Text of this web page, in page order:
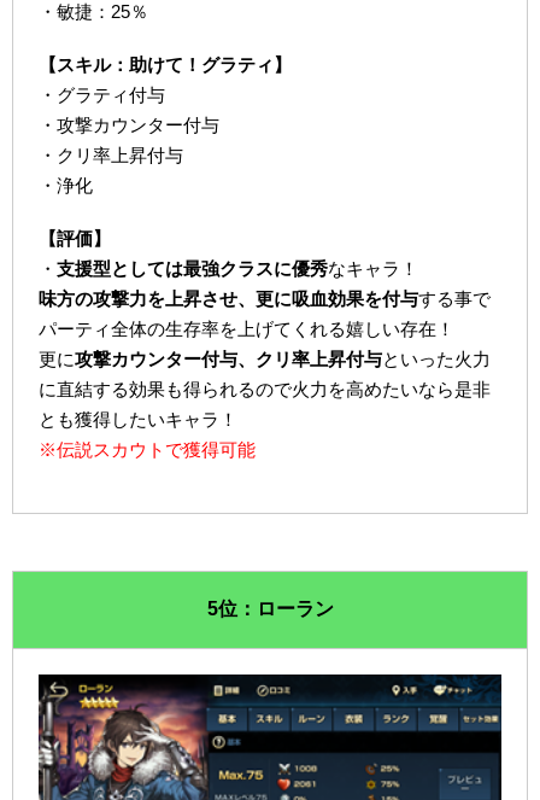
・敏捷：25％
【スキル：助けて！グラティ】
・グラティ付与
・攻撃カウンター付与
・クリ率上昇付与
・浄化
【評価】
・支援型としては最強クラスに優秀なキャラ！
味方の攻撃力を上昇させ、更に吸血効果を付与する事で
パーティ全体の生存率を上げてくれる嬉しい存在！
更に攻撃カウンター付与、クリ率上昇付与といった火力
に直結する効果も得られるので火力を高めたいなら是非
とも獲得したいキャラ！
※伝説スカウトで獲得可能
5位：ローラン